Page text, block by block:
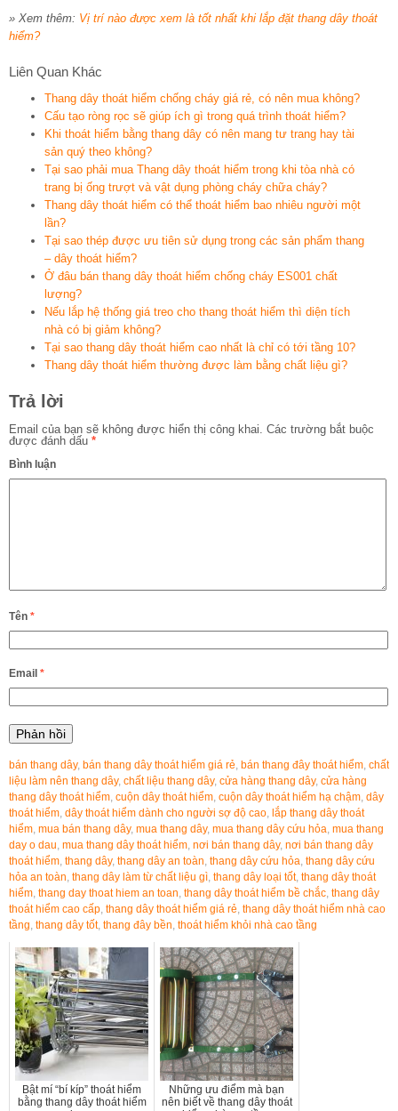
» Xem thêm: Vị trí nào được xem là tốt nhất khi lắp đặt thang dây thoát
hiểm?
Liên Quan Khác
Thang dây thoát hiểm chống cháy giá rẻ, có nên mua không?
Cấu tạo ròng rọc sẽ giúp ích gì trong quá trình thoát hiểm?
Khi thoát hiểm bằng thang dây có nên mang tư trang hay tài
sản quý theo không?
Tại sao phải mua Thang dây thoát hiểm trong khi tòa nhà có
trang bị ống trượt và vật dụng phòng cháy chữa cháy?
Thang dây thoát hiểm có thể thoát hiểm bao nhiêu người một
lần?
Tại sao thép được ưu tiên sử dụng trong các sản phẩm thang
– dây thoát hiểm?
Ở đâu bán thang dây thoát hiểm chống cháy ES001 chất
lượng?
Nếu lắp hệ thống giá treo cho thang thoát hiểm thì diện tích
nhà có bị giảm không?
Tại sao thang dây thoát hiểm cao nhất là chỉ có tới tầng 10?
Thang dây thoát hiểm thường được làm bằng chất liệu gì?
Trả lời
Email của bạn sẽ không được hiển thị công khai. Các trường bắt buộc
được đánh dấu *
Bình luận
Tên *
Email *
bán thang dây, bán thang dây thoát hiểm giá rẻ, bán thang đây thoát hiểm, chất
liệu làm nên thang dây, chất liệu thang dây, cửa hàng thang dây, cửa hàng
thang dây thoát hiểm, cuộn dây thoát hiểm, cuộn dây thoát hiểm hạ chậm, dây
thoát hiểm, dây thoát hiểm dành cho người sợ độ cao, lắp thang dây thoát
hiểm, mua bán thang dây, mua thang dây, mua thang dây cứu hỏa, mua thang
day o dau, mua thang dây thoát hiểm, nơi bán thang dây, nơi bán thang dây
thoát hiểm, thang dây, thang dây an toàn, thang dây cứu hỏa, thang dây cứu
hỏa an toàn, thang dây làm từ chất liệu gì, thang dây loại tốt, thang dây thoát
hiểm, thang day thoat hiem an toan, thang dây thoát hiểm bề chắc, thang dây
thoát hiểm cao cấp, thang dây thoát hiểm giá rẻ, thang dây thoát hiểm nhà cao
tầng, thang dây tốt, thang đây bền, thoát hiểm khỏi nhà cao tầng
Bật mí “bí kíp” thoát hiểm
bằng thang dây thoát hiểm
Những ưu điểm mà bạn
nên biết về thang dây thoát